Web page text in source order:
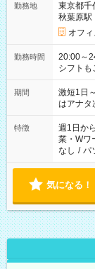
勤務地
東京都千
秋葉原駅
オフ
勤務時間
20:00～
シフトも
期間
激短1日
はアナタ
特徴 週1日か
業・Wワ
なし / パ
気になる！